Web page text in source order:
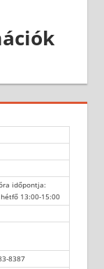
időpontja:
13:00-15:00
8387